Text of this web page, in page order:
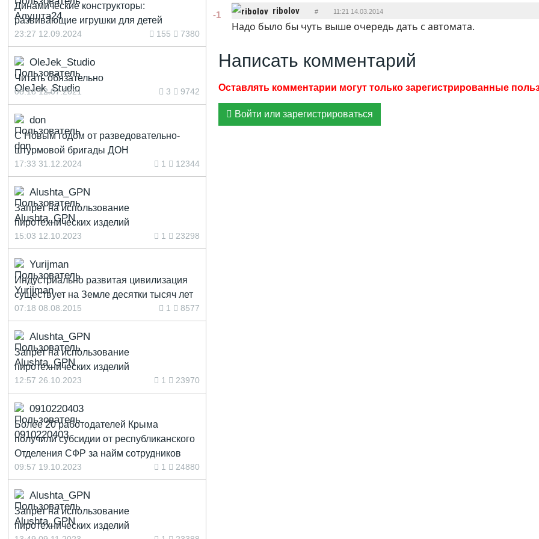
-1 ribolov # 11:21 14.03.2014
Надо было бы чуть выше очередь дать с автомата.
Написать комментарий
Войти или зарегистрироваться
Динамические конструкторы:
развивающие игрушки для детей
23:27 12.09.2024 155 7380
OleJek_Studio
Читать обязательно
08:18 12.07.2021 3 9742
don
С Новым годом от разведовательно-
штурмовой бригады ДОН
17:33 31.12.2024 1 12344
Alushta_GPN
Запрет на использование
пиротехнических изделий
15:03 12.10.2023 1 23298
Yurijman
Индустриально развитая цивилизация
существует на Земле десятки тысяч лет
07:18 08.08.2015 1 8577
Alushta_GPN
Запрет на использование
пиротехнических изделий
12:57 26.10.2023 1 23970
0910220403
Более 20 работодателей Крыма
получили субсидии от республиканского
Отделения СФР за найм сотрудников
09:57 19.10.2023 1 24880
Alushta_GPN
Запрет на использование
пиротехнических изделий